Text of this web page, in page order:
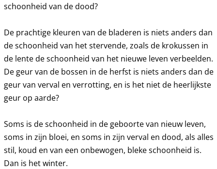
schoonheid van de dood?
De prachtige kleuren van de bladeren is niets anders dan
de schoonheid van het stervende, zoals de krokussen in
de lente de schoonheid van het nieuwe leven verbeelden.
De geur van de bossen in de herfst is niets anders dan de
geur van verval en verrotting, en is het niet de heerlijkste
geur op aarde?
Soms is de schoonheid in de geboorte van nieuw leven,
soms in zijn bloei, en soms in zijn verval en dood, als alles
stil, koud en van een onbewogen, bleke schoonheid is.
Dan is het winter.